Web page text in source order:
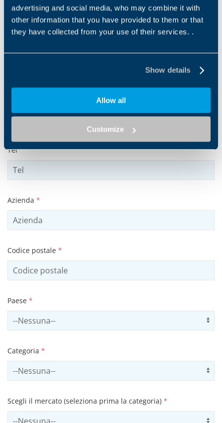
advertising and social media, who may combine it with
other information that you have provided to them or that
they have collected from your use of their services. .
Show details
Allow all
Customize
Tel
Azienda *
Codice postale *
Paese *
Select country
Categoria *
Select contactCategory
Scegli il mercato (seleziona prima la categoria) *
Select sector